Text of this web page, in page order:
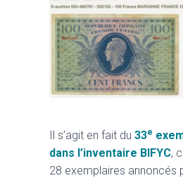
Il s’agit en fait du 33e
dans l’inventaire BIFYC,
28 exemplaires annoncés